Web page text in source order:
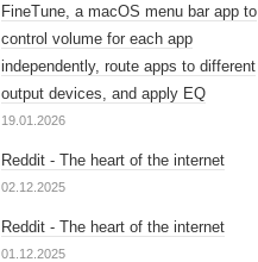
FineTune, a macOS menu bar app to
control volume for each app
independently, route apps to different
output devices, and apply EQ
19.01.2026
Reddit - The heart of the internet
02.12.2025
Reddit - The heart of the internet
01.12.2025